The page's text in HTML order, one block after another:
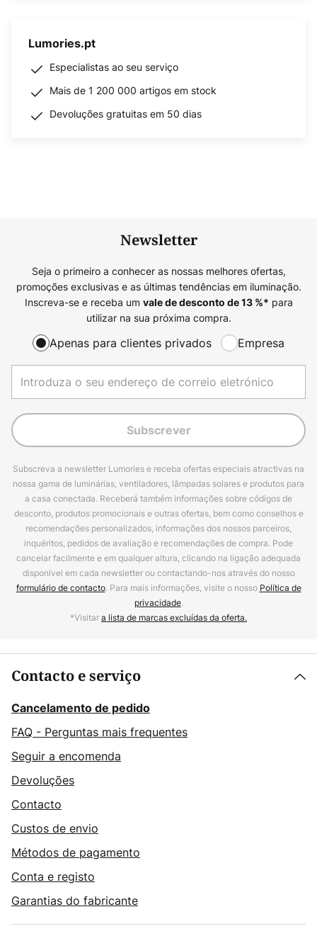
Lumories.pt
Especialistas ao seu serviço
Mais de 1 200 000 artigos em stock
Devoluções gratuitas em 50 dias
Newsletter
Seja o primeiro a conhecer as nossas melhores ofertas,
promoções exclusivas e as últimas tendências em iluminação.
Inscreva-se e receba um vale de desconto de13%* para
utilizar na sua próxima compra.
Apenas para clientes privados Empresa
Subscrever
Subscreva a newsletter Lumories e receba ofertas especiais atractivas na
nossa gama de luminárias, ventiladores, lâmpadas solares e produtos para
a casa conectada. Receberá também informações sobre códigos de
desconto, produtos promocionais e outras ofertas, bem como conselhos e
recomendações personalizados, informações dos nossos parceiros,
inquéritos, pedidos de avaliação e recomendações de compra. Pode
cancelar facilmente e em qualquer altura, clicando na ligação adequada
disponível em cada newsletter ou contactando-nos através do nosso
formulário de contacto. Para mais informações, visite o nosso Política de
privacidade.
*Visitara lista de marcas excluídas da oferta.
Contacto e serviço
Cancelamento de pedido
FAQ - Perguntas mais frequentes
Seguir a encomenda
Devoluções
Contacto
Custos de envio
Métodos de pagamento
Conta e registo
Garantias do fabricante